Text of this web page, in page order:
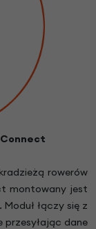
Connect
rowerów
montowany jest
łączy się z
przesyłając dane